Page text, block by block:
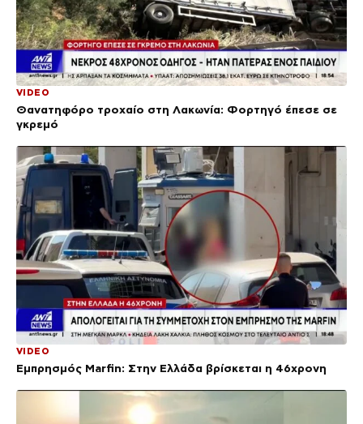
VIDEO
Θανατηφόρο τροχαίο στη Λακωνία: Φορτηγό έπεσε σε
γκρεμό
VIDEO
Εμπρησμός Marfin: Στην Ελλάδα βρίσκεται η 46χρονη